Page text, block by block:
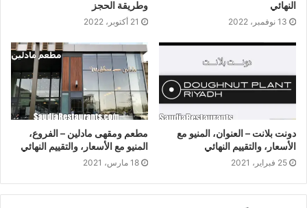
النهائي
13 نوفمبر، 2022
وطريقة الحجز
21 أكتوبر، 2022
دونت بلانت – العنوان، المنيو مع
الأسعار، والتقييم النهائي
25 فبراير، 2021
مطعم ومقهى مادلين – الفروع،
المنيو مع الأسعار، والتقييم النهائي
18 مارس، 2021